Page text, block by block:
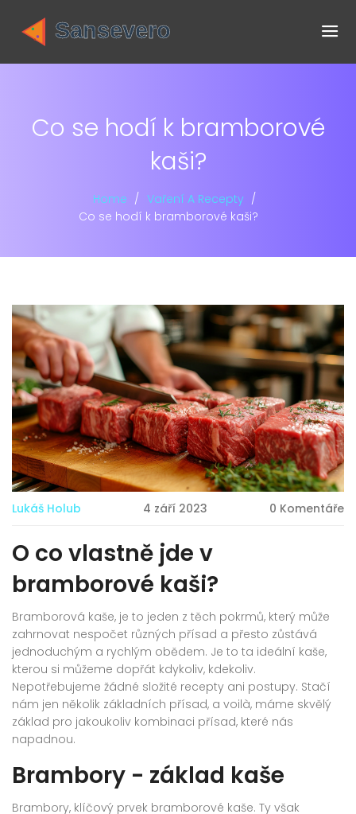
Co se hodí k bramborové
kaši?
Home
Vaření A Recepty
Co se hodí k bramborové kaši?
Lukáš Holub 4 září 2023 0 Komentáře
O co vlastně jde v
bramborové kaši?
Bramborová kaše, je to jeden z těch pokrmů, který může
zahrnovat nespočet různých přísad a přesto zůstává
jednoduchým a rychlým obědem. Je to ta ideální kaše,
kterou si můžeme dopřát kdykoliv, kdekoliv.
Nepotřebujeme žádné složité recepty ani postupy. Stačí
nám jen několik základních přísad, a voilà, máme skvělý
základ pro jakoukoliv kombinaci přísad, které nás
napadnou.
Brambory - základ kaše
Brambory, klíčový prvek bramborové kaše. Ty však